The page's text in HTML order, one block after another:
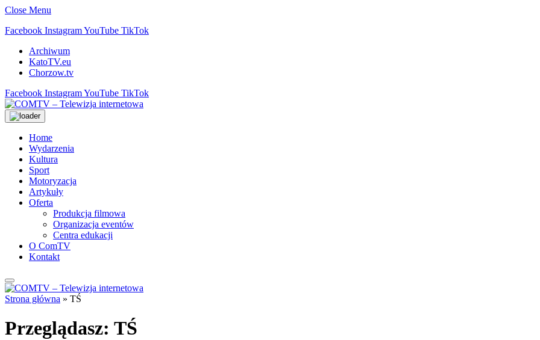
Close Menu
Facebook InstagramYouTube TikTok
Archiwum
KatoTV.eu
Chorzow.tv
Facebook InstagramYouTube TikTok
Home
Wydarzenia
Kultura
Sport
Motoryzacja
Artykuły
Oferta
Produkcja filmowa
Organizacja eventów
Centra edukacji
O ComTV
Kontakt
Strona główna » TŚ
Przeglądasz: TŚ